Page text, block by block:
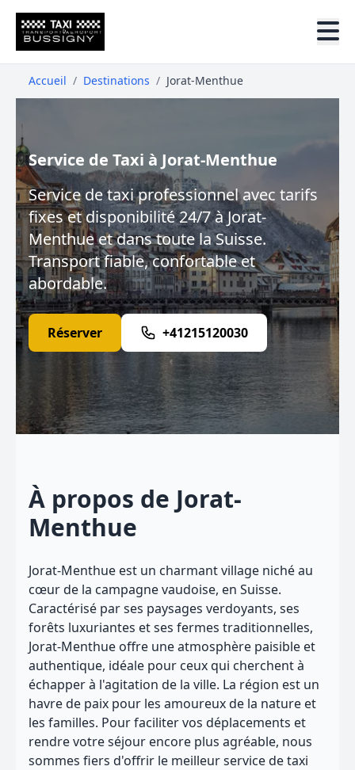
Accueil / Destinations / Jorat-Menthue
Service de Taxi à Jorat-Menthue
Service de taxi professionnel avec tarifs
fixes et disponibilité 24/7 à Jorat-
Menthue et dans toute la Suisse.
Transport fiable, confortable et
abordable.
Réserver +41215120030
À propos de Jorat-
Menthue
Jorat-Menthue est un charmant village niché au
cœur de la campagne vaudoise, en Suisse.
Caractérisé par ses paysages verdoyants, ses
forêts luxuriantes et ses fermes traditionnelles,
Jorat-Menthue offre une atmosphère paisible et
authentique, idéale pour ceux qui cherchent à
échapper à l'agitation de la ville. La région est un
havre de paix pour les amoureux de la nature et
les familles. Pour faciliter vos déplacements et
rendre votre séjour encore plus agréable, nous
sommes fiers d'offrir le meilleur service de taxi